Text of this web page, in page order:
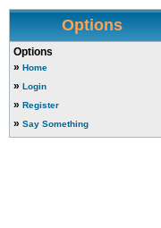
Options
Options
» Home
» Login
» Register
» Say Something